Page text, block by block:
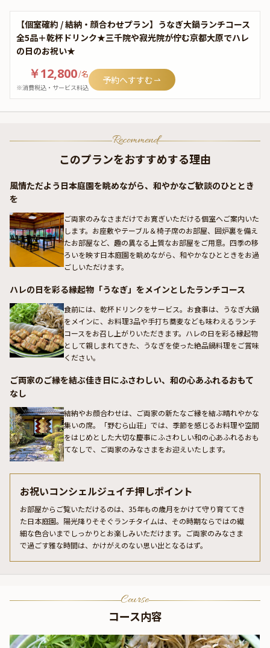
【個室確約 / 結納・顔合わせプラン】うなぎ大鍋ランチコース
全5品＋乾杯ドリンク★三千院や寂光院が佇む京都大原でハレ
の日のお祝い★
￥12,800/名
※消費税込・サービス料込
予約へすすむ
Recommend
このプランをおすすめする理由
風情ただよう日本庭園を眺めながら、和やかなご歓談のひととき
を
ご両家のみなさまだけでお寛ぎいただける個室へご案内いた
します。お座敷やテーブル＆椅子席のお部屋、囲炉裏を備え
たお部屋など、趣の異なる上質なお部屋をご用意。四季の移
ろいを映す日本庭園を眺めながら、和やかなひとときをお過
ごしいただけます。
ハレの日を彩る縁起物「うなぎ」をメインとしたランチコース
食前には、乾杯ドリンクをサービス。お食事は、うなぎ大鍋
をメインに、お料理3品や手打ち蕎麦なども味わえるランチ
コースをお召し上がりいただきます。ハレの日を彩る縁起物
として親しまれてきた、うなぎを使った絶品鍋料理をご賞味
ください。
ご両家のご縁を結ぶ佳き日にふさわしい、和の心あふれるおもて
なし
結納やお顔合わせは、ご両家の新たなご縁を結ぶ晴れやかな
集いの席。「野むら山荘」では、季節を感じるお料理や空間
をはじめとした大切な慶事にふさわしい和の心あふれるおも
てなしで、ご両家のみなさまをお迎えいたします。
お祝いコンシェルジュイチ押しポイント
お部屋からご覧いただけるのは、35年もの歳月をかけて守り育ててき
た日本庭園。陽光降りそそぐランチタイムは、その時期ならではの繊
細な色合いまでしっかりとお楽しみいただけます。ご両家のみなさま
で過ごす雅な時間は、かけがえのない思い出となるはず。
Course
コース内容